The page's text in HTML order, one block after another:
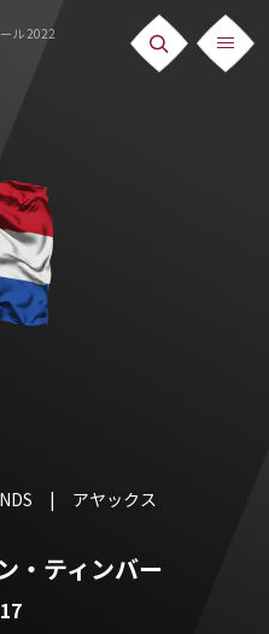
ル 2022
| アヤックス
・ティンバー